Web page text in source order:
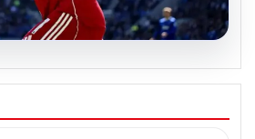
Salah
Noktayı Koydu: Resmi